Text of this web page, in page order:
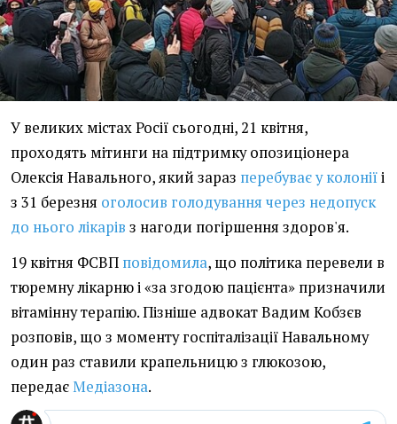
У великих містах Росії сьогодні, 21 квітня,
проходять мітинги на підтримку опозиціонера
Олексія Навального, який зараз перебуває у колоніїі
з 31 березня оголосив голодування через недопуск
до нього лікарів з нагоди погіршення здоров'я.
19 квітня ФСВП повідомила, що політика перевели в
тюремну лікарню і «за згодою пацієнта» призначили
вітамінну терапію. Пізніше адвокат Вадим Кобзєв
розповів, що з моменту госпіталізації Навальному
один раз ставили крапельницю з глюкозою,
передаєМедіазона.